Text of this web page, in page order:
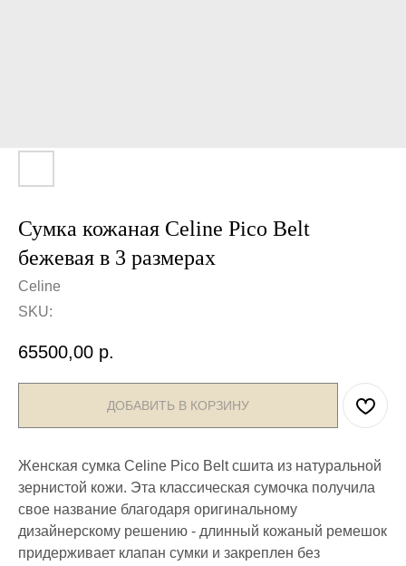
Сумка кожаная Celine Pico Belt
бежевая в 3 размерах
Celine
SKU:
65500,00 р.
ДОБАВИТЬ В КОРЗИНУ
Женская сумка Celine Pico Belt сшита из натуральной
зернистой кожи. Эта классическая сумочка получила
свое название благодаря оригинальному
дизайнерскому решению - длинный кожаный ремешок
придерживает клапан сумки и закреплен без